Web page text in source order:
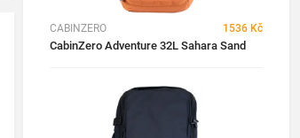
CABINZERO 1536 Kč
CabinZero Adventure 32L Sahara Sand